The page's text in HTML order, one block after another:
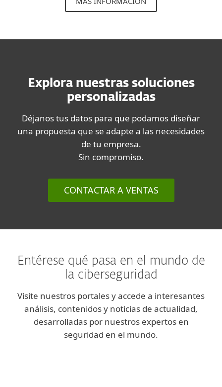
Explora nuestras soluciones
personalizadas
Déjanos tus datos para que podamos diseñar
una propuesta que se adapte a las necesidades
de tu empresa.
Sin compromiso.
CONTACTAR A VENTAS
Entérese qué pasa en el mundo de
la ciberseguridad
Visite nuestros portales y accede a interesantes
análisis, contenidos y noticias de actualidad,
desarrolladas por nuestros expertos en
seguridad en el mundo.